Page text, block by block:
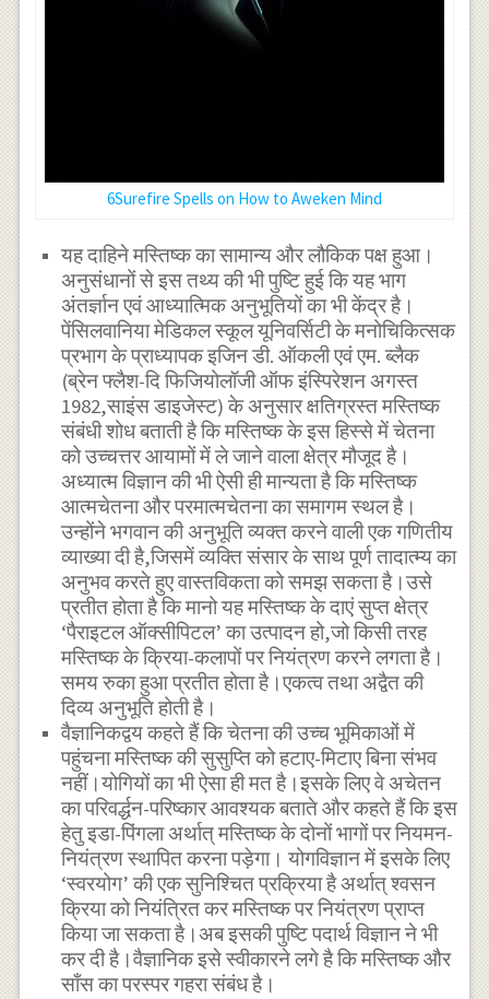
6Surefire Spells on How to Aweken Mind
यह दाहिने मस्तिष्क का सामान्य और लौकिक पक्ष हुआ।
अनुसंधानों से इस तथ्य की भी पुष्टि हुई कि यह भाग
अंतर्ज्ञान एवं आध्यात्मिक अनुभूतियों का भी केंद्र है।
पेंसिलवानिया मेडिकल स्कूल यूनिवर्सिटी के मनोचिकित्सक
प्रभाग के प्राध्यापक इजिन डी. ऑकली एवं एम. ब्लैक
(ब्रेन फ्लैश-दि फिजियोलॉजी ऑफ इंस्पिरेशन अगस्त
1982,साइंस डाइजेस्ट) के अनुसार क्षतिग्रस्त मस्तिष्क
संबंधी शोध बताती है कि मस्तिष्क के इस हिस्से में चेतना
को उच्चत्तर आयामों में ले जाने वाला क्षेत्र मौजूद है।
अध्यात्म विज्ञान की भी ऐसी ही मान्यता है कि मस्तिष्क
आत्मचेतना और परमात्मचेतना का समागम स्थल है।
उन्होंने भगवान की अनुभूति व्यक्त करने वाली एक गणितीय
व्याख्या दी है,जिसमें व्यक्ति संसार के साथ पूर्ण तादात्म्य का
अनुभव करते हुए वास्तविकता को समझ सकता है।उसे
प्रतीत होता है कि मानो यह मस्तिष्क के दाएं सुप्त क्षेत्र
‘पैराइटल ऑक्सीपिटल’ का उत्पादन हो,जो किसी तरह
मस्तिष्क के क्रिया-कलापों पर नियंत्रण करने लगता है।
समय रुका हुआ प्रतीत होता है।एकत्व तथा अद्वैत की
दिव्य अनुभूति होती है।
वैज्ञानिकद्वय कहते हैं कि चेतना की उच्च भूमिकाओं में
पहुंचना मस्तिष्क की सुसुप्ति को हटाए-मिटाए बिना संभव
नहीं।योगियों का भी ऐसा ही मत है।इसके लिए वे अचेतन
का परिवर्द्धन-परिष्कार आवश्यक बताते और कहते हैं कि इस
हेतु इडा-पिंगला अर्थात् मस्तिष्क के दोनों भागों पर नियमन-
नियंत्रण स्थापित करना पड़ेगा। योगविज्ञान में इसके लिए
‘स्वरयोग’ की एक सुनिश्चित प्रक्रिया है अर्थात् श्वसन
क्रिया को नियंत्रित कर मस्तिष्क पर नियंत्रण प्राप्त
किया जा सकता है।अब इसकी पुष्टि पदार्थ विज्ञान ने भी
कर दी है।वैज्ञानिक इसे स्वीकारने लगे है कि मस्तिष्क और
साँस का परस्पर गहरा संबंध है।